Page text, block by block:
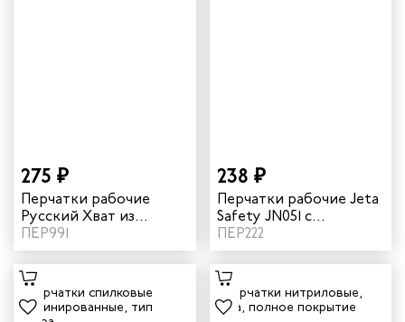
275 ₽
Перчатки рабочие
Русский Хват из
кожевенного спилка
цвет красный/
коричневый
ПЕР991
238 ₽
Перчатки рабочие Jeta
Safety JN051 с
рельефным
нитриловым
покрытием цвет
красный черный
ПЕР222